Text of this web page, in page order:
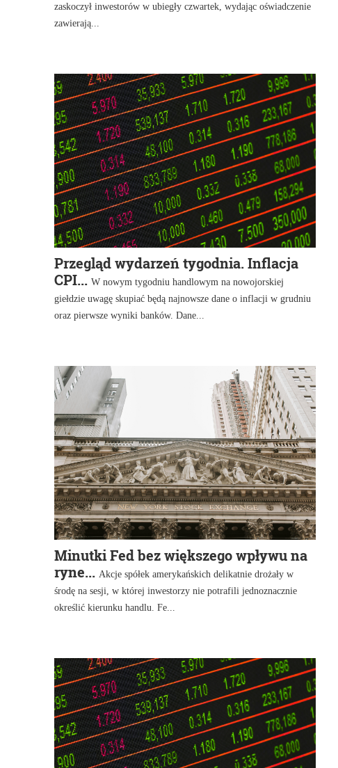
zaskoczył inwestorów w ubiegły czwartek, wydając oświadczenie
zawierają...
Przegląd wydarzeń tygodnia. Inflacja
CPI... W nowym tygodniu handlowym na nowojorskiej
giełdzie uwagę skupiać będą najnowsze dane o inflacji w grudniu
oraz pierwsze wyniki banków. Dane...
Minutki Fed bez większego wpływu na
ryne... Akcje spółek amerykańskich delikatnie drożały w
środę na sesji, w której inwestorzy nie potrafili jednoznacznie
określić kierunku handlu. Fe...